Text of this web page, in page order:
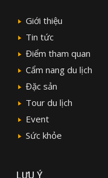
Giới thiệu
Tin tức
Điểm tham quan
Cẩm nang du lịch
Đặc sản
Tour du lịch
Event
Sức khỏe
LƯU Ý